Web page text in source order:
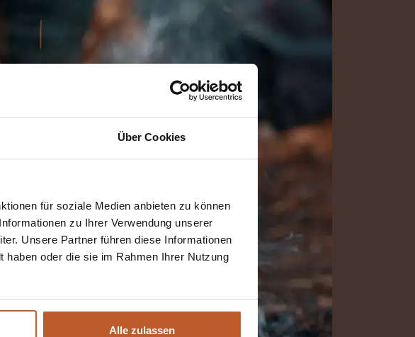
Über Cookies
für soziale Medien anbieten zu können
zu Ihrer Verwendung unserer
Unsere Partner führen diese Informationen
oder die sie im Rahmen Ihrer Nutzung
Alle zulassen